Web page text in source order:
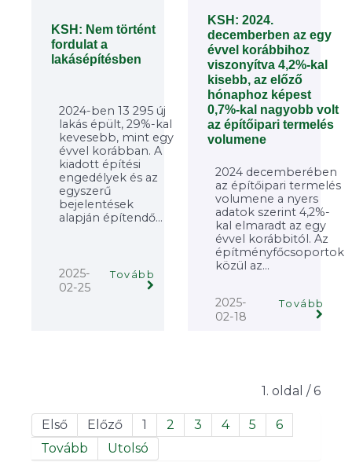
KSH: Nem történt
fordulat a
lakásépítésben
2024-ben 13 295 új
lakás épült, 29%-kal
kevesebb, mint egy
évvel korábban. A
kiadott építési
engedélyek és az
egyszerű
bejelentések
alapján építendő...
2025-
02-25
Tovább
KSH: 2024.
decemberben az egy
évvel korábbihoz
viszonyítva 4,2%-kal
kisebb, az előző
hónaphoz képest
0,7%-kal nagyobb volt
az építőipari termelés
volumene
2024 decemberében
az építőipari termelés
volumene a nyers
adatok szerint 4,2%-
kal elmaradt az egy
évvel korábbitól. Az
építményfőcsoportok
közül az...
2025-
02-18
Tovább
1. oldal / 6
Első Előző 1 2 3 4 5
6
Tovább
Utolsó